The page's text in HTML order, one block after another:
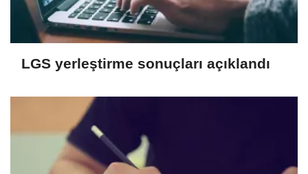
LGS yerleştirme sonuçları açıklandı